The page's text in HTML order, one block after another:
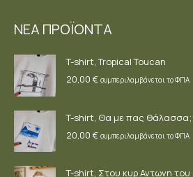
in
window
in
window
in
window
ΝΕΑ ΠΡΟΪΟΝΤΑ
T-shirt, Tropical Toucan
20,00 € συμπεριλαμβάνεται το ΦΠΑ
T-shirt, Θα με πας θάλασσα;
20,00 € συμπεριλαμβάνεται το ΦΠΑ
T-shirt, Στου κυρ Αντωνη του